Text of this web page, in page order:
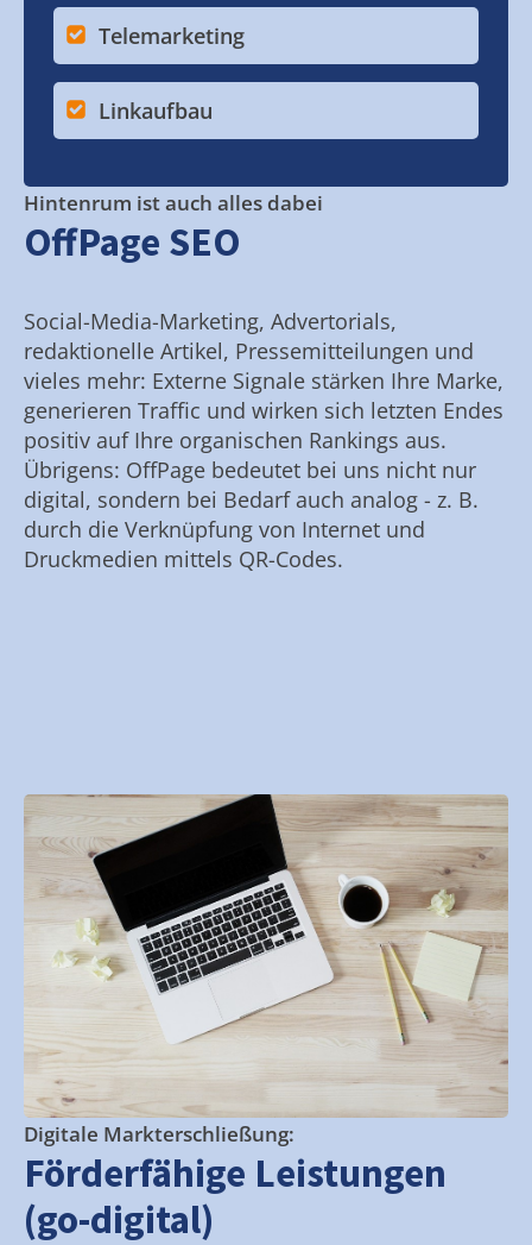
Telemarketing
Linkaufbau
Hintenrum ist auch alles dabei
OffPage SEO
Social-Media-Marketing, Advertorials,
redaktionelle Artikel, Pressemitteilungen und
vieles mehr: Externe Signale stärken Ihre Marke,
generieren Traffic und wirken sich letzten Endes
positiv auf Ihre organischen Rankings aus.
Übrigens: OffPage bedeutet bei uns nicht nur
digital, sondern bei Bedarf auch analog - z. B.
durch die Verknüpfung von Internet und
Druckmedien mittels QR-Codes.
Digitale Markterschließung:
Förderfähige Leistungen
(go-digital)